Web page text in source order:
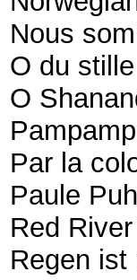
Nous
O du
O
Par la
Paule
Red
Regen ist